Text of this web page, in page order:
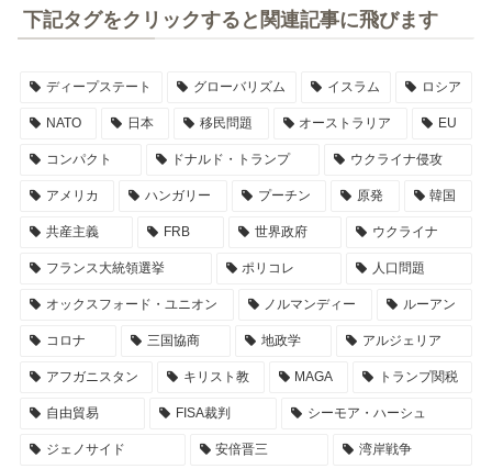
下記タグをクリックすると関連記事に飛びます
ディープステート グローバリズム イスラム ロシア
NATO 日本 移民問題 オーストラリア EU
コンパクト ドナルド・トランプ ウクライナ侵攻
アメリカ ハンガリー プーチン 原発 韓国
共産主義 FRB 世界政府 ウクライナ
フランス大統領選挙 ポリコレ 人口問題
オックスフォード・ユニオン ノルマンディー ルーアン
コロナ 三国協商 地政学 アルジェリア
アフガニスタン キリスト教 MAGA トランプ関税
自由貿易 FISA裁判 シーモア・ハーシュ
ジェノサイド 安倍晋三 湾岸戦争